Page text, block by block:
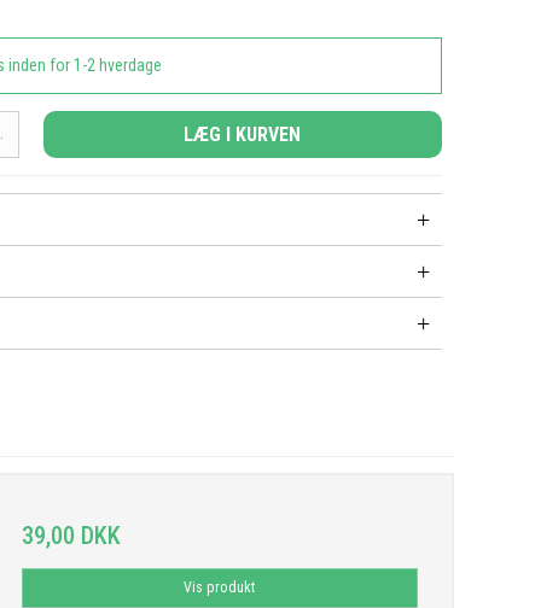
inden for 1-2 hverdage
LÆG I KURVEN
39,00 DKK
Vis produkt